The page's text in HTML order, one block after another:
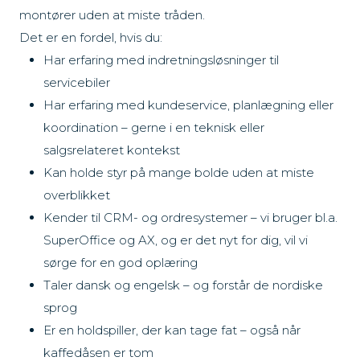
montører uden at miste tråden.
Det er en fordel, hvis du:
Har erfaring med indretningsløsninger til
servicebiler
Har erfaring med kundeservice, planlægning eller
koordination – gerne i en teknisk eller
salgsrelateret kontekst
Kan holde styr på mange bolde uden at miste
overblikket
Kender til CRM- og ordresystemer – vi bruger bl.a.
SuperOffice og AX, og er det nyt for dig, vil vi
sørge for en god oplæring
Taler dansk og engelsk – og forstår de nordiske
sprog
Er en holdspiller, der kan tage fat – også når
kaffedåsen er tom